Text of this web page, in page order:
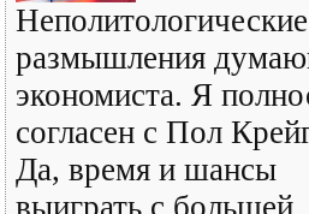
Неполитологические
размышления
экономиста. Я
согласен с Пол
Да, время и шансы
выиграть с большей